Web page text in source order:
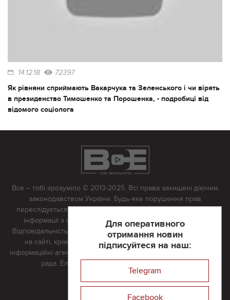
14.12.18 72397
Як рівняни сприймають Вакарчука та Зеленського і чи вірять
в президенство Тимошенко та Порошенка, - подробиці від
відомого соціолога
Для оперативного
отримання новин
підписуйтеся на наш:
Telegram
Facebook
Все – тобі зрозуміло © 2013-2025. Всі права захищені діючим
законодавством України. Будь-яке порушення прав
переслідується в судовому порядку. Будь-яке відтворення
інформації з сайту тільки з письмово дозволу редакції.
Відповідальність за достовірність усіх матеріалів, розміщених
на сайті, крім матеріалів, які містять посилання на інші
інформаційні агентства або інтернет-видання, несе редакційна
рада. Електронна пошта:
Реклама на сайті